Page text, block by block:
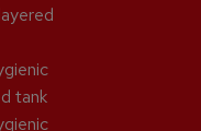
tank